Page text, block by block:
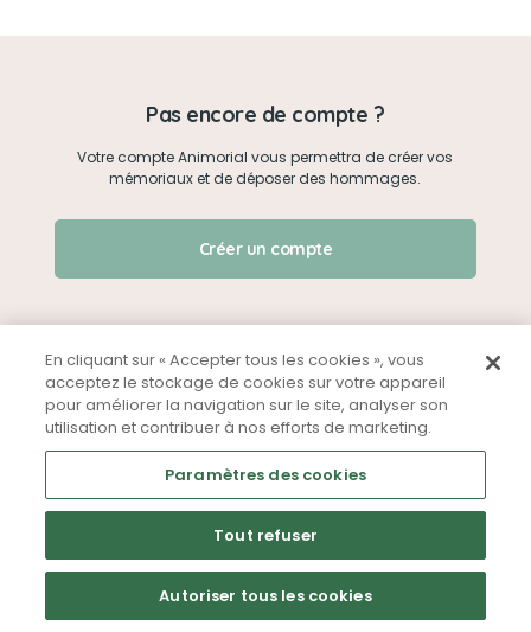
Créer un mémorial
Qui sommes-nous ?
Nous contacter
Partager sur Facebook
Je me connecte
Pas encore de compte ?
Votre compte Animorial vous permettra de créer vos
mémoriaux et de déposer des hommages.
Créer un compte
Mentions légales CGU Politique de confidentialité
En cliquant sur « Accepter tous les cookies », vous
acceptez le stockage de cookies sur votre appareil
pour améliorer la navigation sur le site, analyser son
utilisation et contribuer à nos efforts de marketing.
Paramètres des cookies
Tout refuser
Autoriser tous les cookies